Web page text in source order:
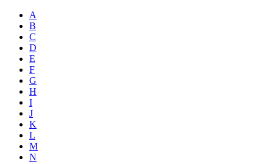
A
B
C
D
E
F
G
H
I
J
K
L
M
N